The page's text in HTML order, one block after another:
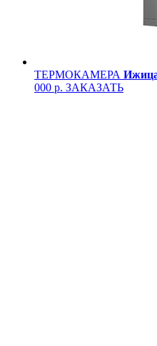
ТЕРМОКАМЕРА
000 р. ЗАКАЗАТЬ